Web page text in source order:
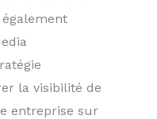
la visibilité de
entreprise sur